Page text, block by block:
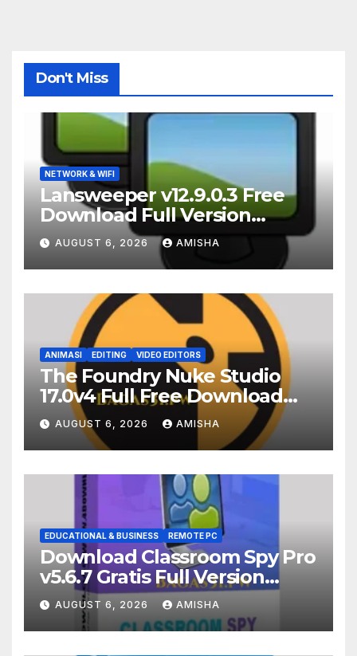
Don't Miss
NETWORK & WIFI
Lansweeper v12.9.0.3 Free
Download Full Version
Terbaru
AUGUST 6, 2026 AMISHA
ANIMASI EDITING VIDEO EDITORS
The Foundry Nuke Studio
17.0v4 Full Free Download
Terbaru Version
AUGUST 6, 2026 AMISHA
EDUCATIONAL & BUSINESS REMOTE PC
Download Classroom Spy Pro
v5.6.7 Gratis Full Version
Terbaru
AUGUST 6, 2026 AMISHA